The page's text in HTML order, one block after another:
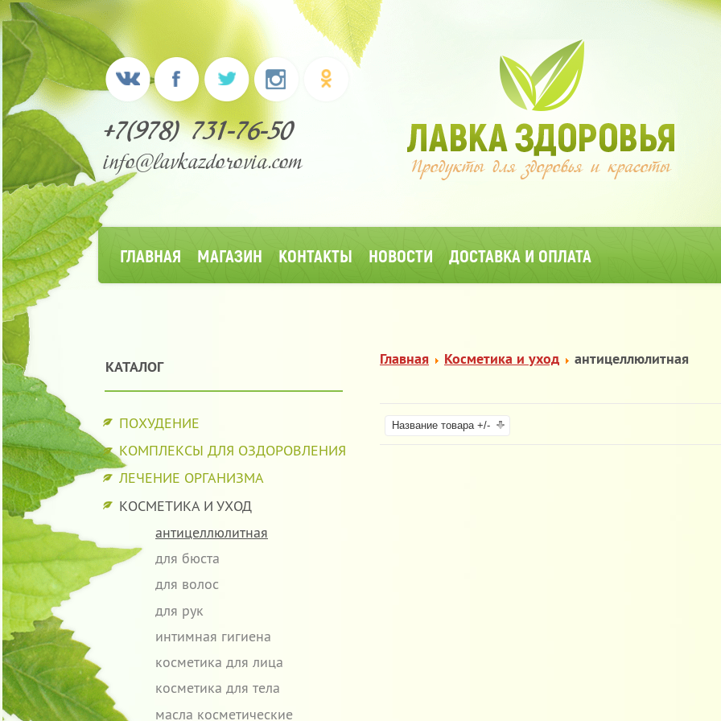
+7(978) 731-76-50
info@lavkazdorovia.com
ГЛАВНАЯ МАГАЗИН КОНТАКТЫ НОВОСТИ ДОСТАВКА И ОПЛАТА
КАТАЛОГ
ПОХУДЕНИЕ
КОМПЛЕКСЫ ДЛЯ ОЗДОРОВЛЕНИЯ
ЛЕЧЕНИЕ ОРГАНИЗМА
КОСМЕТИКА И УХОД
антицеллюлитная
для бюста
для волос
для рук
интимная гигиена
косметика для лица
косметика для тела
масла косметические
Главная Косметика и уход антицеллюлитная
Название товара +/-